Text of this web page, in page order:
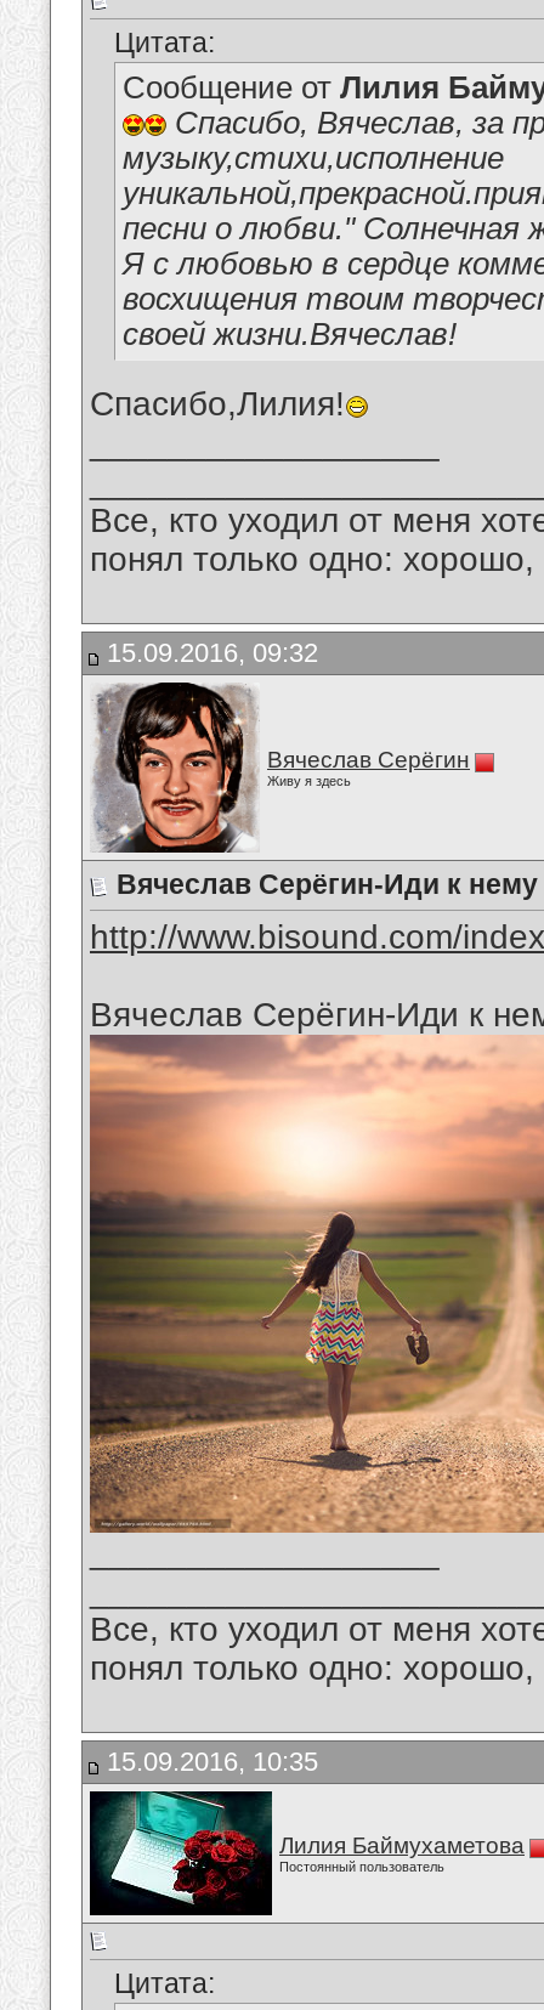
Цитата:
Сообщение от Лилия
Спасибо, Вячеслав, за
музыку,стихи,исполнение
песни о любви." Солнечная
Я с любовью в сердце
восхищения твоим
своей жизни.Вячеслав!
Спасибо,Лилия!
Все, кто уходил от меня
понял только одно:
15.09.2016, 09:32
Вячеслав Серёгин
Живу я здесь
Вячеслав Серёгин-Иди к нему
http://www.bisound.com/
Вячеслав Серёгин-Иди к
Все, кто уходил от меня
понял только одно:
15.09.2016, 10:35
Лилия Баймухаметова
Постоянный пользователь
Цитата: